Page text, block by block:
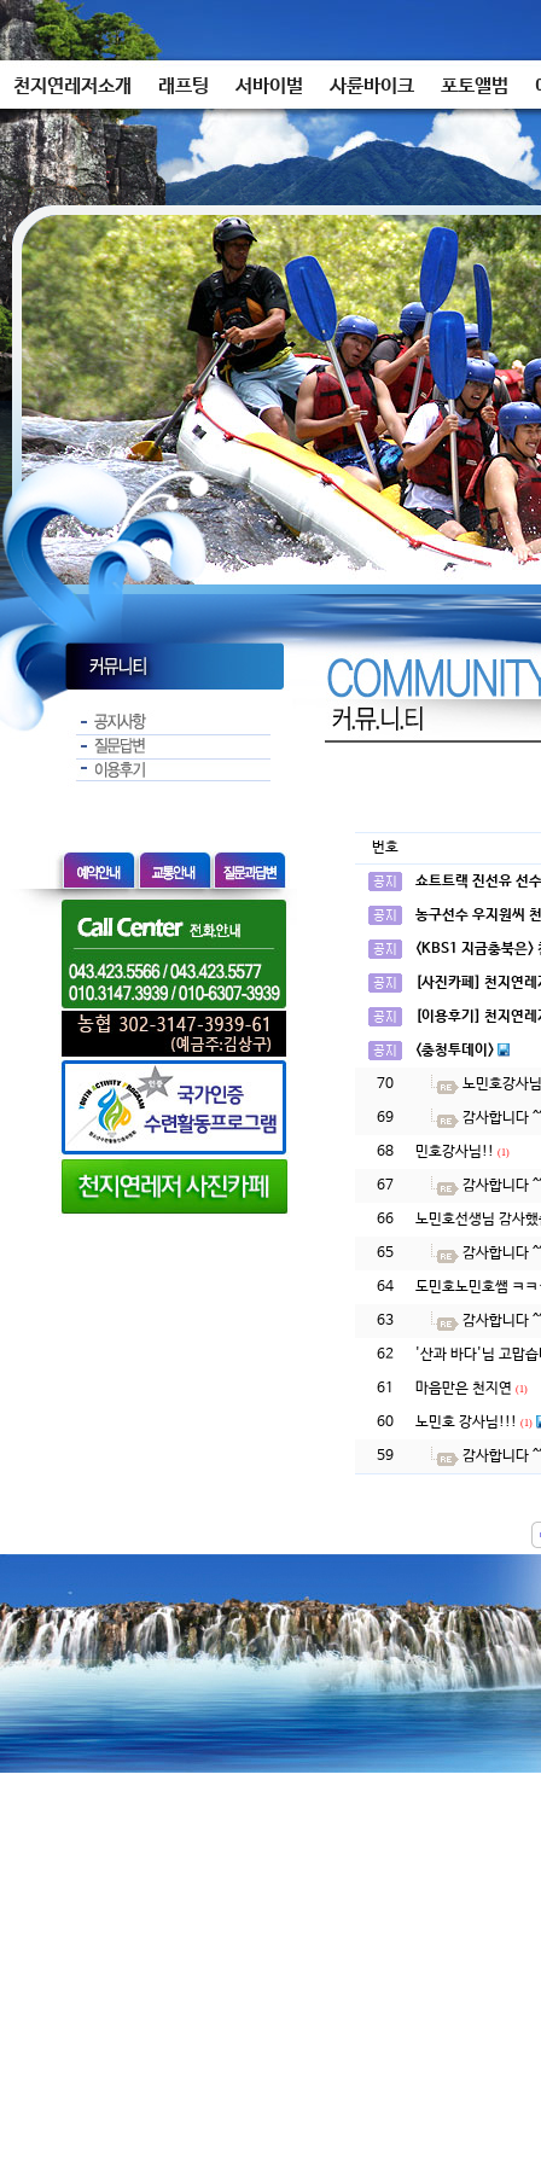
천지연레저소개 래프팅 서바이벌 사륜바이크 포토앨범
번호
쇼트트랙 진선유 선
농구선수 우지원씨
<KBS1 지금충북은>
[사진카페] 천지연
[이용후기] 천지연
<충청투데이>
70
노민호강사
69
감사합니다
68
민호강사님!! (1)
67
감사합니다
66
노민호선생님 감사
65
감사합니다
64
도민호노민호쌤 ㅋ
63
감사합니다
62
'산과 바다'님 고맙
61
마음만은 천지연 (1)
60 노민호 강사님!!! (1)
59 감사합니다